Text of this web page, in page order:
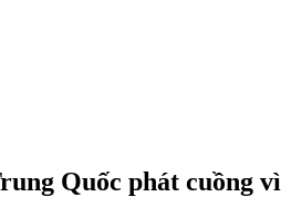
Quốc phát cuồng vì